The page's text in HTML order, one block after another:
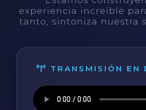
experiencia increíble
tanto, sintoniza nuestra
TRANSMISIÓN EN